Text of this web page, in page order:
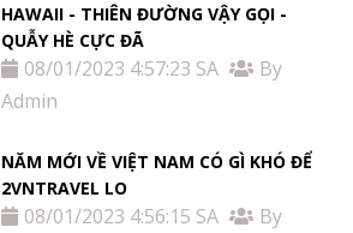
HAWAII - THIÊN ĐƯỜNG VẬY GỌI -
QUẪY HÈ CỰC ĐÃ
08/01/2023 4:57:23 SA
By
Admin
NĂM MỚI VỀ VIỆT NAM CÓ GÌ KHÓ ĐỂ
2VNTRAVEL LO
08/01/2023 4:56:15 SA
By